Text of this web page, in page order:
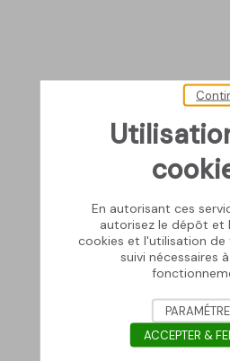
En autorisant ces
autorisez le dépôt et
cookies et l'utilisation de
suivi nécessaires
ACCEPTER &